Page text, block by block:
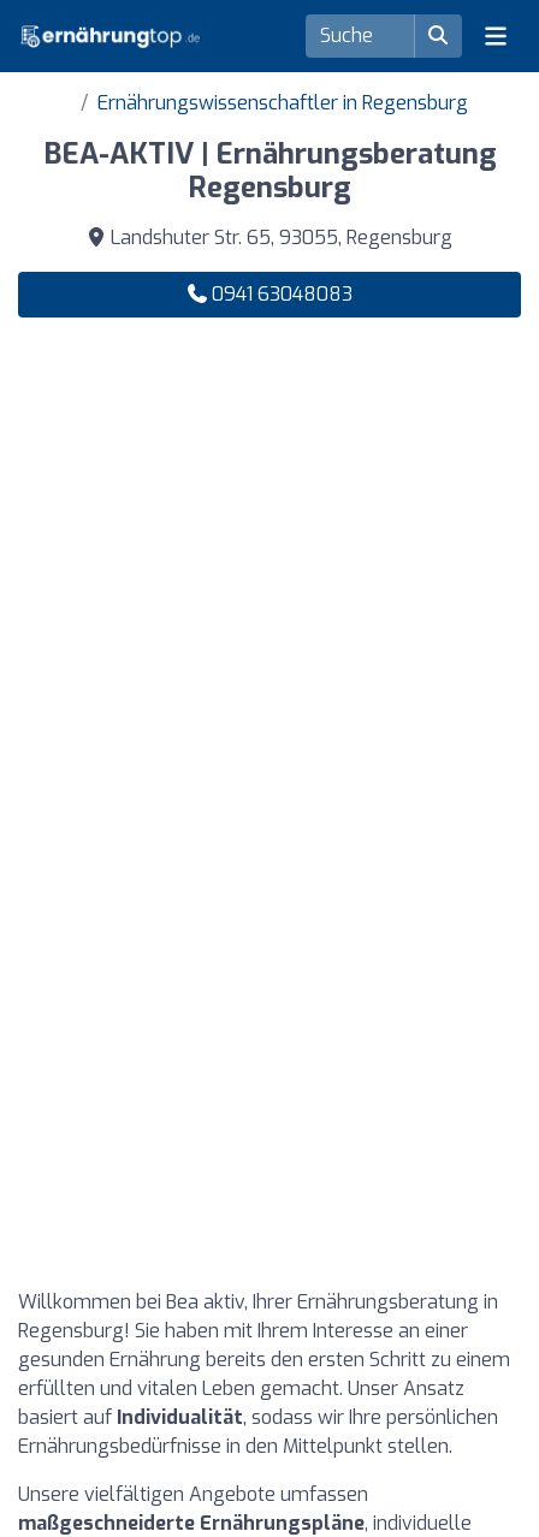
Ernährungswissenschaftler in Regensburg
BEA-AKTIV | Ernährungsberatung
Regensburg
Landshuter Str. 65, 93055, Regensburg
0941 63048083
Willkommen bei Bea aktiv, Ihrer Ernährungsberatung in
Regensburg! Sie haben mit Ihrem Interesse an einer
gesunden Ernährung bereits den ersten Schritt zu einem
erfüllten und vitalen Leben gemacht. Unser Ansatz
basiert auf Individualität, sodass wir Ihre persönlichen
Ernährungsbedürfnisse in den Mittelpunkt stellen.
Unsere vielfältigen Angebote umfassen
maßgeschneiderte Ernährungspläne, individuelle